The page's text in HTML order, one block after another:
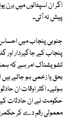
اگر ان اسپتالوں میں
پیش نہ آتی۔
جنوبی پنجاب میں
پنجاب کے جاگیردار اور
تشویشناک امر ہے کہ
بحق یا زخمی ہو جاتے
ہوتے۔ اکثر اوقات ان
حکومت نے ان حادثات کے
معمولی رقم دے کر